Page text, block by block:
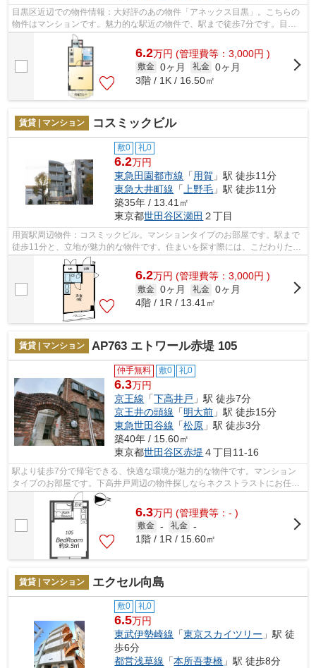
目黒区近辺での物件情報：大好評のあの物件「アネックス目黒」。こちらの
物件はマンションです。魅力的な駅近の物件で、駅まで徒歩7分です。目黒
区周辺での住まい選びなら、西小山周辺...
6.2万円 (管理費等：3,000円 )
敷金 0ヶ月 礼金 0ヶ月
3階 / 1K / 16.50㎡
賃貸 | マンション コスミックビル
敷0 礼0
6.2万円
東急田園都市線 「 用賀 」駅 徒歩11分
東急大井町線 「 上野毛 」駅 徒歩11分
築35年 / 13.41㎡
東京都世田谷区瀬田 ２丁目
用賀駅周辺物件：コスミックビル。マンションタイプのお部屋です。駅まで
徒歩11分と、立地が魅力的な物件です。住まいを探す際には、こだわりたい
条件があると思います。ネクストラス...
6.2万円 (管理費等：3,000円 )
敷金 0ヶ月 礼金 0ヶ月
4階 / 1R / 13.41㎡
賃貸 | マンション AP763 エトワール赤堤 105
仲手無料 敷0 礼0
6.3万円
京王線 「下高井戸 」駅 徒歩7分
京王井の頭線 「明大前 」駅 徒歩15分
東急世田谷線 「松原 」駅 徒歩3分
築40年 / 15.60㎡
東京都世田谷区赤堤 ４丁目11-16
駅より徒歩7分で帰宅できる、快適な環境が魅力的な物件です。マンション
タイプのお部屋です。下高井戸周辺の物件探しならネクストラストにお任せ
ください！当社でなら、お客様のお探し...
6.3万円 (管理費等：- )
敷金 - 礼金 -
1階 / 1R / 15.60㎡
賃貸 | マンション エクセル向島
敷0 礼0
6.5万円
東武伊勢崎線 「東京スカイツリー 」駅 徒
歩6分
都営浅草線 「本所吾妻橋 」駅 徒歩8分